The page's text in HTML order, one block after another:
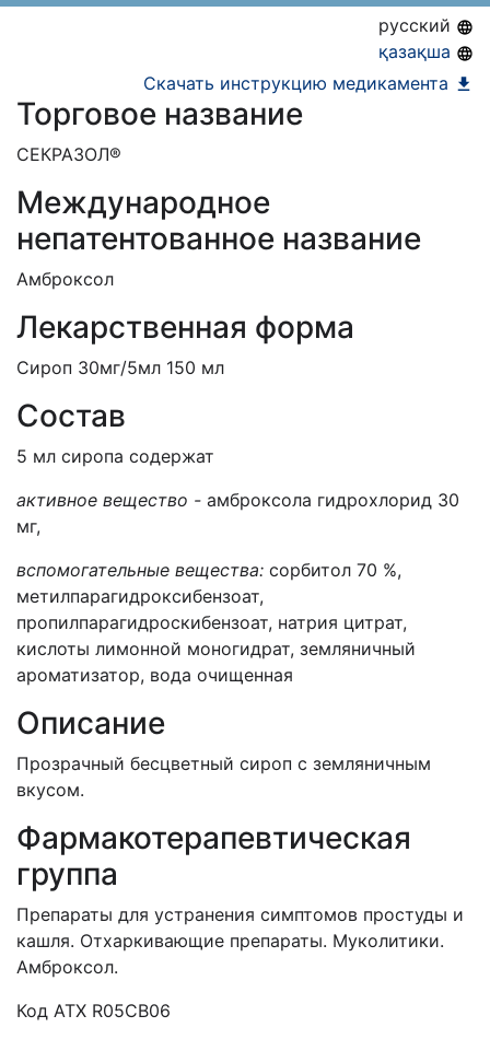
средств)
русский
қазақша
Скачать инструкцию медикамента
Торговое название
СЕКРАЗОЛ®
Международное
непатентованное название
Амброксол
Лекарственная форма
Сироп 30мг/5мл 150 мл
Состав
5 мл сиропа содержат
активное вещество - амброксола гидрохлорид 30
мг,
вспомогательные вещества: сорбитол 70 %,
метилпарагидроксибензоат,
пропилпарагидроскибензоат, натрия цитрат,
кислоты лимонной моногидрат, земляничный
ароматизатор, вода очищенная
Описание
Прозрачный бесцветный сироп с земляничным
вкусом.
Фармакотерапевтическая
группа
Препараты для устранения симптомов простуды и
кашля. Отхаркивающие препараты. Муколитики.
Амброксол.
Код АТХ R05CB06